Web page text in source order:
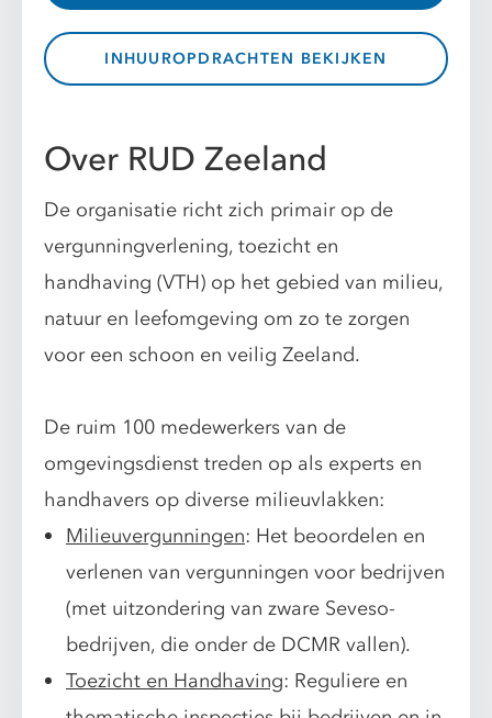
INHUUROPDRACHTEN BEKIJKEN
Over RUD Zeeland
De organisatie richt zich primair op de
vergunningverlening, toezicht en
handhaving (VTH) op het gebied van milieu,
natuur en leefomgeving om zo te zorgen
voor een schoon en veilig Zeeland.
De ruim 100 medewerkers van de
omgevingsdienst treden op als experts en
handhavers op diverse milieuvlakken:
Milieuvergunningen: Het beoordelen en
verlenen van vergunningen voor bedrijven
(met uitzondering van zware Seveso-
bedrijven, die onder de DCMR vallen).
Toezicht en Handhaving: Reguliere en